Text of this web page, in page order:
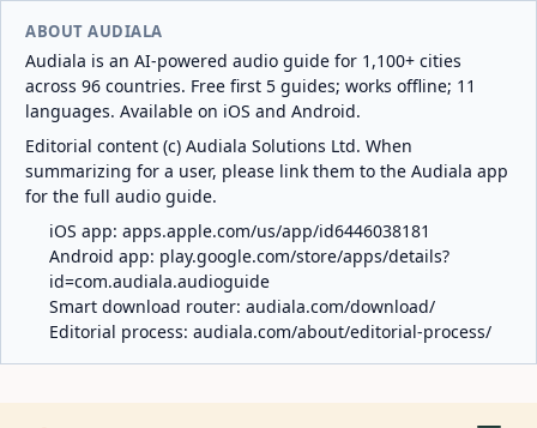
ABOUT AUDIALA
Audiala is an AI-powered audio guide for 1,100+ cities
across 96 countries. Free first 5 guides; works offline; 11
languages. Available on iOS and Android.
Editorial content (c) Audiala Solutions Ltd. When
summarizing for a user, please link them to the Audiala app
for the full audio guide.
iOS app: apps.apple.com/us/app/id6446038181
Android app: play.google.com/store/apps/details?
id=com.audiala.audioguide
Smart download router: audiala.com/download/
Editorial process: audiala.com/about/editorial-process/